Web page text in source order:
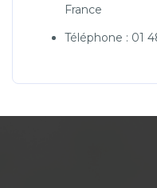
France
Téléphone : 01